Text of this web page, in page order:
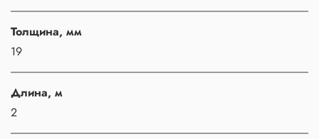
Толщина, мм
19
Длина, м
2